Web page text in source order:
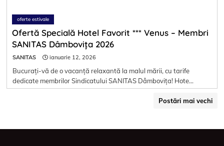
oferte estivale
Ofertă Specială Hotel Favorit *** Venus – Membri
SANITAS Dâmbovița 2026
SANITAS ianuarie 12, 2026
Bucurați-vă de o vacanță relaxantă la malul mării, cu tarife
dedicate membrilor Sindicatului SANITAS Dâmbovița! Hote…
Postări mai vechi